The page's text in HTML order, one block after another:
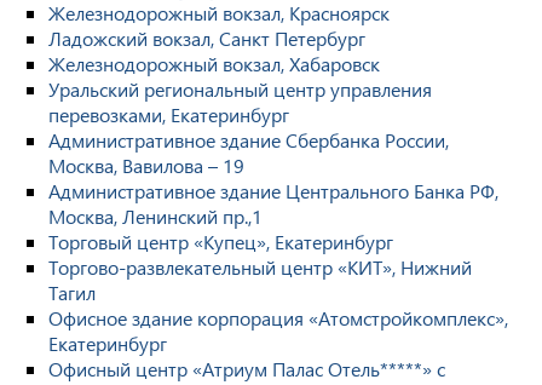
Железнодорожный вокзал, Красноярск
Ладожский вокзал, Санкт Петербург
Железнодорожный вокзал, Хабаровск
Уральский региональный центр управления
перевозками, Екатеринбург
Административное здание Сбербанка России,
Москва, Вавилова – 19
Административное здание Центрального Банка РФ,
Москва, Ленинский пр.,1
Торговый центр «Купец», Екатеринбург
Торгово-развлекательный центр «КИТ», Нижний
Тагил
Офисное здание корпорация «Атомстройкомплекс»,
Екатеринбург
Офисный центр «Атриум Палас Отель*****» с